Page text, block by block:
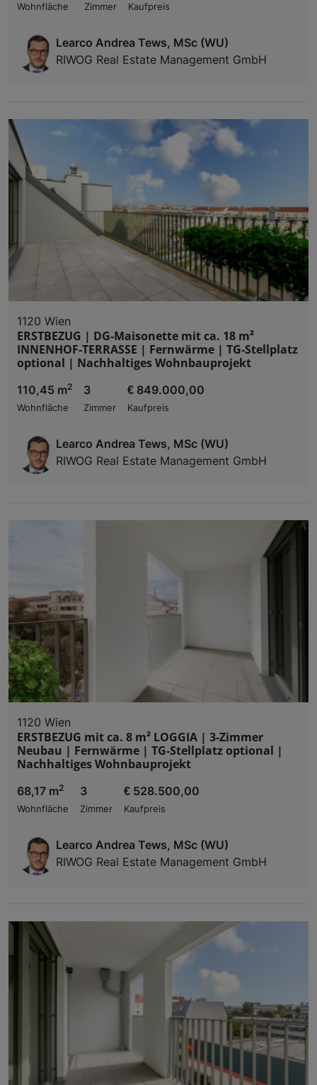
Wohnfläche
Zimmer Kaufpreis
Learco Andrea Tews, MSc (WU)
RIWOG Real Estate Management GmbH
1120 Wien
ERSTBEZUG | DG-Maisonette mit ca. 18 m²
INNENHOF-TERRASSE | Fernwärme | TG-Stellplatz
optional | Nachhaltiges Wohnbauprojekt
110,45 m2
Wohnfläche
3
Zimmer
€ 849.000,00
Kaufpreis
Learco Andrea Tews, MSc (WU)
RIWOG Real Estate Management GmbH
1120 Wien
ERSTBEZUG mit ca. 8 m² LOGGIA | 3-Zimmer
Neubau | Fernwärme | TG-Stellplatz optional |
Nachhaltiges Wohnbauprojekt
68,17 m2
Wohnfläche
3
Zimmer
€ 528.500,00
Kaufpreis
Learco Andrea Tews, MSc (WU)
RIWOG Real Estate Management GmbH